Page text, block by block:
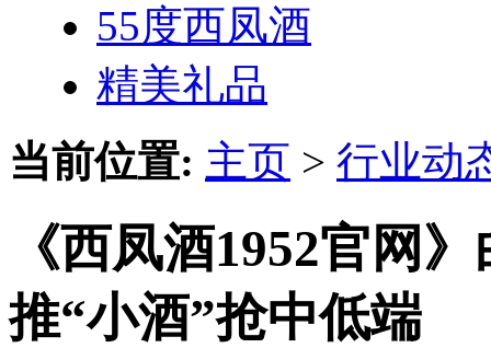
55度西凤酒
精美礼品
当前位置: 主页 > 行业动
《西凤酒1952官网
推“小酒”抢中低端